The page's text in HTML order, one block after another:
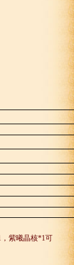
，紫曦晶核*1可